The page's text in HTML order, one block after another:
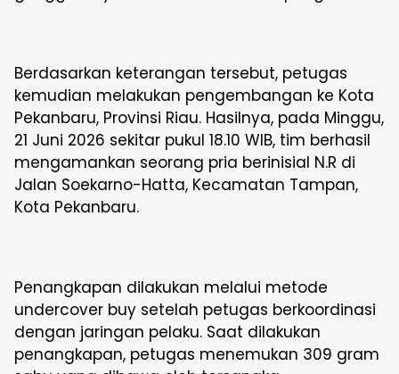
Berdasarkan keterangan tersebut, petugas
kemudian melakukan pengembangan ke Kota
Pekanbaru, Provinsi Riau. Hasilnya, pada Minggu,
21 Juni 2026 sekitar pukul 18.10 WIB, tim berhasil
mengamankan seorang pria berinisial N.R di
Jalan Soekarno-Hatta, Kecamatan Tampan,
Kota Pekanbaru.
Penangkapan dilakukan melalui metode
undercover buy setelah petugas berkoordinasi
dengan jaringan pelaku. Saat dilakukan
penangkapan, petugas menemukan 309 gram